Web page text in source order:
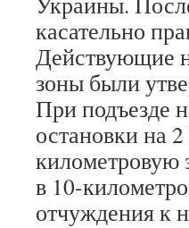
касательно
Действующие
зоны были
При подъезде
остановки на
километровую
в 10-
отчуждения к